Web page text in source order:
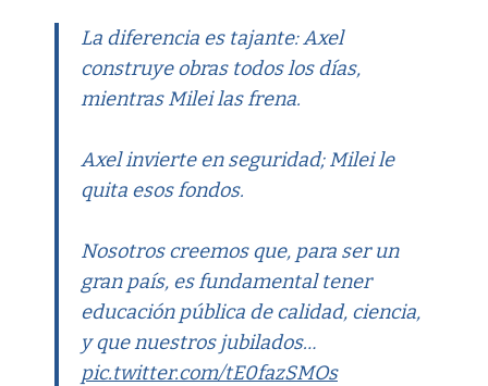
La diferencia es tajante: Axel
construye obras todos los días,
mientras Milei las frena.
Axel invierte en seguridad; Milei le
quita esos fondos.
Nosotros creemos que, para ser un
gran país, es fundamental tener
educación pública de calidad, ciencia,
y que nuestros jubilados…
pic.twitter.com/tE0fazSMOs